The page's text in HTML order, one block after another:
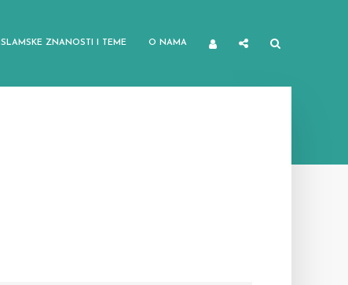
ISLAMSKE ZNANOSTI I TEME O NAMA